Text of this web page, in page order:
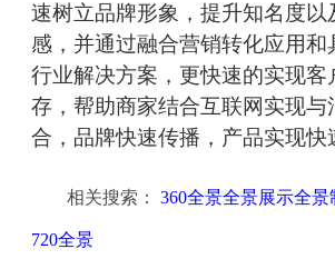
速树立品牌形象，提升知名度以
感，并通过融合营销转化应用和
行业解决方案，更快速的实现客
存，帮助商家结合互联网实现与
合，品牌快速传播，产品实现快
相关搜索： 360全景全景展示全
720全景